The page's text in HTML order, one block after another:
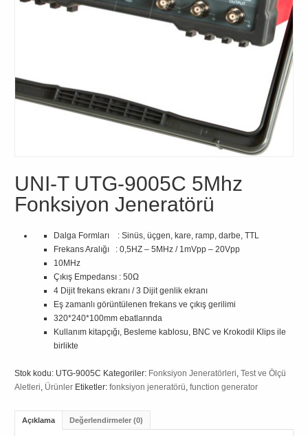
UNI-T UTG-9005C 5Mhz
Fonksiyon Jeneratörü
Dalga Formları : Sinüs, üçgen, kare, ramp, darbe, TTL
Frekans Aralığı : 0,5HZ – 5MHz / 1mVpp – 20Vpp
10MHz
Çıkış Empedansı : 50Ω
4 Dijit frekans ekranı / 3 Dijit genlik ekranı
Eş zamanlı görüntülenen frekans ve çıkış gerilimi
320*240*100mm ebatlarında
Kullanım kitapçığı, Besleme kablosu, BNC ve Krokodil Klips ile
birlikte
Stok kodu: UTG-9005C Kategoriler: Fonksiyon Jeneratörleri ,Test ve Ölçü
Aletleri Ürünler Etiketler:fonksiyon jeneratörü ,function generator
Açıklama Değerlendirmeler (0)